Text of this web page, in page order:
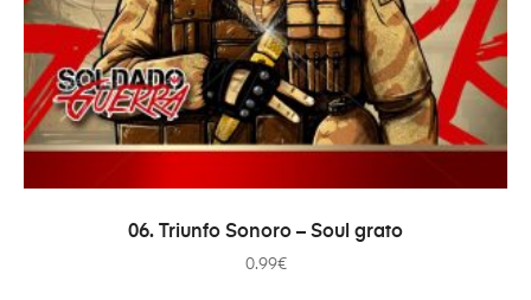
ADICIONAR
06. Triunfo Sonoro – Soul grato
0.99€